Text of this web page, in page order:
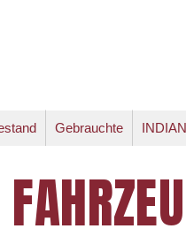
Gebrauchte